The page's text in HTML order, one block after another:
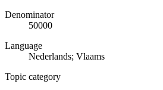
Denominator
50000
Language
Nederlands; Vlaams
Topic category